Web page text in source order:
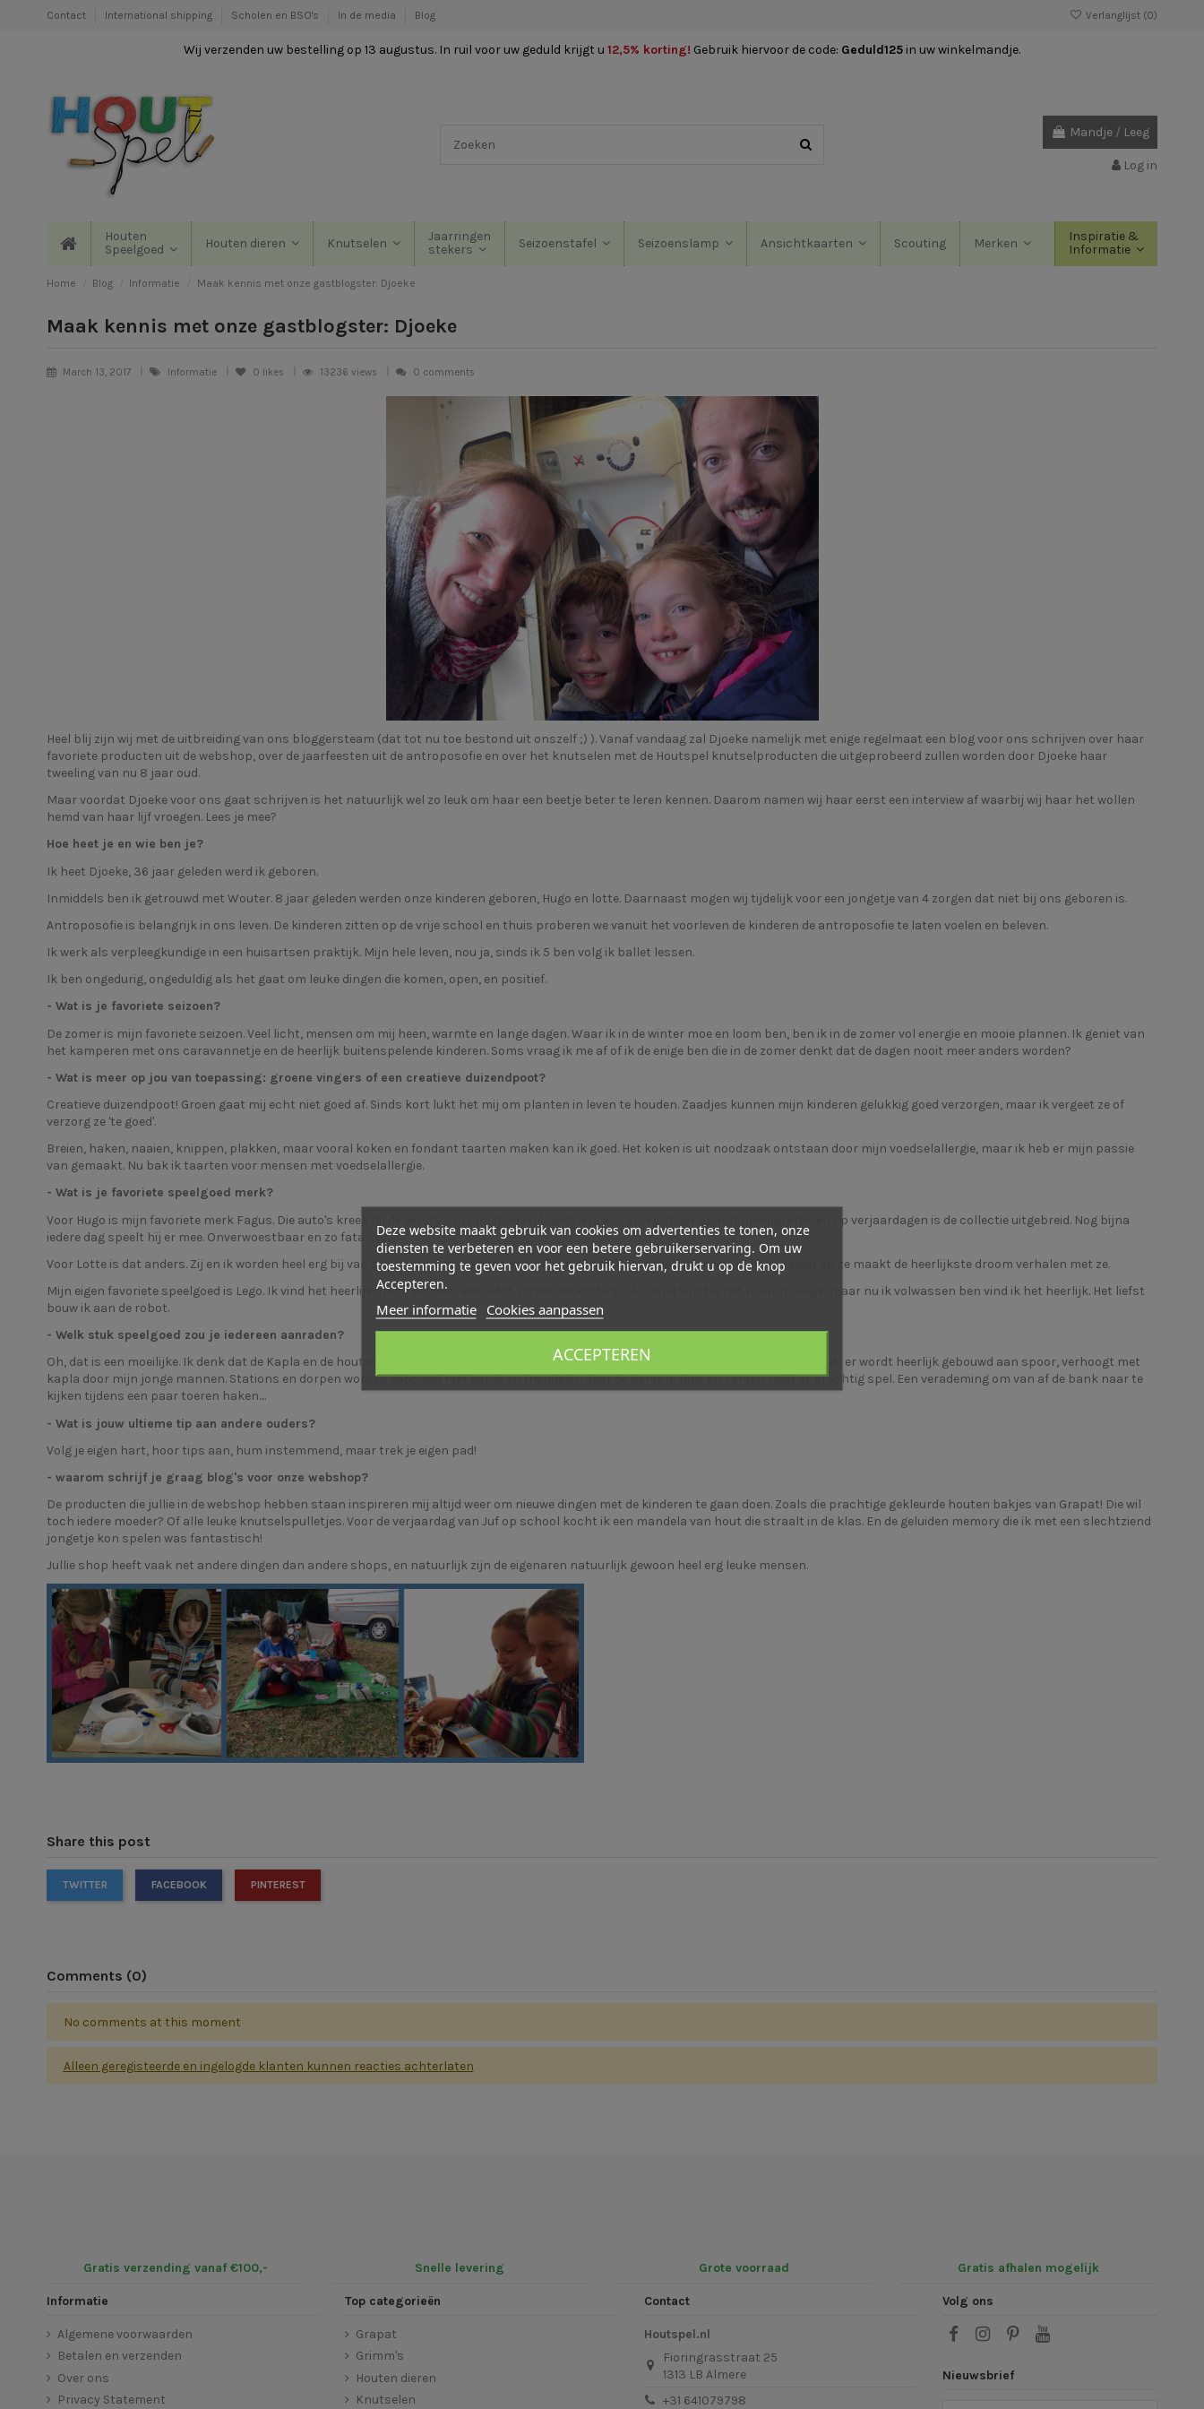
Contact International shipping Scholen en BSO's In de media Blog Verlanglijst (0)
Wij verzenden uw bestelling op 13 augustus. In ruil voor uw geduld krijgt u 12,5% korting! Gebruik hiervoor de code: Geduld125 in uw winkelmandje.
Mandje / Leeg
Log in
Houten
Speelgoed
Houten dieren Knutselen
Jaarringen
stekers
Seizoenstafel Seizoenslamp Ansichtkaarten Scouting Merken
Inspiratie &
Informatie
Home Blog Informatie Maak kennis met onze gastblogster: Djoeke
Maak kennis met onze gastblogster: Djoeke
March 13, 2017 Informatie 0 likes 13236 views 0 comments
Heel blij zijn wij met de uitbreiding van ons bloggersteam (dat tot nu toe bestond uit onszelf ;) ). Vanaf vandaag zal Djoeke namelijk met enige regelmaat een blog voor ons schrijven over haar
favoriete producten uit de webshop, over de jaarfeesten uit de antroposofie en over het knutselen met de Houtspel knutselproducten die uitgeprobeerd zullen worden door Djoeke haar
tweeling van nu 8 jaar oud.
Maar voordat Djoeke voor ons gaat schrijven is het natuurlijk wel zo leuk om haar een beetje beter te leren kennen. Daarom namen wij haar eerst een interview af waarbij wij haar het wollen
hemd van haar lijf vroegen. Lees je mee?
Hoe heet je en wie ben je?
Ik heet Djoeke, 36 jaar geleden werd ik geboren.
Inmiddels ben ik getrouwd met Wouter. 8 jaar geleden werden onze kinderen geboren, Hugo en lotte. Daarnaast mogen wij tijdelijk voor een jongetje van 4 zorgen dat niet bij ons geboren is.
Antroposofie is belangrijk in ons leven. De kinderen zitten op de vrije school en thuis proberen we vanuit het voorleven de kinderen de antroposofie te laten voelen en beleven.
Ik werk als verpleegkundige in een huisartsen praktijk. Mijn hele leven, nou ja, sinds ik 5 ben volg ik ballet lessen.
Ik ben ongedurig, ongeduldig als het gaat om leuke dingen die komen, open, en positief.
- Wat is je favoriete seizoen?
De zomer is mijn favoriete seizoen. Veel licht, mensen om mij heen, warmte en lange dagen. Waar ik in de winter moe en loom ben, ben ik in de zomer vol energie en mooie plannen. Ik geniet van
het kamperen met ons caravannetje en de heerlijk buitenspelende kinderen. Soms vraag ik me af of ik de enige ben die in de zomer denkt dat de dagen nooit meer anders worden?
- Wat is meer op jou van toepassing: groene vingers of een creatieve duizendpoot?
Creatieve duizendpoot! Groen gaat mij echt niet goed af. Sinds kort lukt het mij om planten in leven te houden. Zaadjes kunnen mijn kinderen gelukkig goed verzorgen, maar ik vergeet ze of
verzorg ze 'te goed'.
Breien, haken, naaien, knippen, plakken, maar vooral koken en fondant taarten maken kan ik goed. Het koken is uit noodzaak ontstaan door mijn voedselallergie, maar ik heb er mijn passie
van gemaakt. Nu bak ik taarten voor mensen met voedselallergie.
- Wat is je favoriete speelgoed merk?
Voor Hugo is mijn favoriete merk Fagus. Die auto's kreeg hij de eerste van opa toen hij 1 werd. Iets wat vroeg, maar op rommelmarkten en op verjaardagen is de collectie uitgebreid. Nog bijna
iedere dag speelt hij er mee. Onverwoestbaar en zo fatasievol!
Voor Lotte is dat anders. Zij en ik worden heel erg bij van de Schleich, de regenboog feeen en paarden. Ze staan prachtig in haar kamer en ze maakt de heerlijkste droom verhalen met ze.
Mijn eigen favoriete speelgoed is Lego. Ik vind het heerlijk om te bouwen. Het liefst zonder de kinderen. Als kind vond ik het maar moeilijk, maar nu ik volwassen ben vind ik het heerlijk. Het liefst
bouw ik aan de robot.
- Welk stuk speelgoed zou je iedereen aanraden?
Oh, dat is een moeilijke. Ik denk dat de Kapla en de houten treinbaan een gedeelde eerste plek hebben in ons gezin. Voor alle leeftijden leuk, er wordt heerlijk gebouwd aan spoor, verhoogt met
kapla door mijn jonge mannen. Stations en dorpen worden gebouwd met kapla en treindelen door de dame in huis en samen volgt er prachtig spel. Een verademing om van af de bank naar te
kijken tijdens een paar toeren haken....
- Wat is jouw ultieme tip aan andere ouders?
Volg je eigen hart, hoor tips aan, hum instemmend, maar trek je eigen pad!
- waarom schrijf je graag blog's voor onze webshop?
De producten die jullie in de webshop hebben staan inspireren mij altijd weer om nieuwe dingen met de kinderen te gaan doen. Zoals die prachtige gekleurde houten bakjes van Grapat! Die wil
toch iedere moeder? Of alle leuke knutselspulletjes. Voor de verjaardag van Juf op school kocht ik een mandela van hout die straalt in de klas. En de geluiden memory die ik met een slechtziend
jongetje kon spelen was fantastisch!
Jullie shop heeft vaak net andere dingen dan andere shops, en natuurlijk zijn de eigenaren natuurlijk gewoon heel erg leuke mensen.
Share this post
TWITTER FACEBOOK PINTEREST
Comments (0)
No comments at this moment
Alleen geregisteerde en ingelogde klanten kunnen reacties achterlaten
Gratis verzending vanaf €100,- Snelle levering Grote voorraad Gratis afhalen mogelijk
Informatie
Algemene voorwaarden
Betalen en verzenden
Over ons
Privacy Statement
Top categorieën
Grapat
Grimm's
Houten dieren
Knutselen
Contact
Houtspel.nl
Fioringrasstraat 25
1313 LB Almere
+31 641079798
Deze website maakt gebruik van cookies om advertenties te tonen, onze
diensten te verbeteren en voor een betere gebruikerservaring. Om uw
toestemming te geven voor het gebruik hiervan, drukt u op de knop
Accepteren.
Meer informatie Cookies aanpassen
ACCEPTEREN
Volg ons
Nieuwsbrief